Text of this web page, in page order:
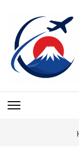
content
(Press
Enter)
AIRS
Jepang, Air BnB